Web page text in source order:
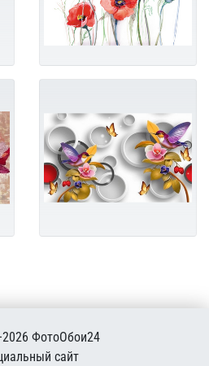
ФотоОбои24
сайт